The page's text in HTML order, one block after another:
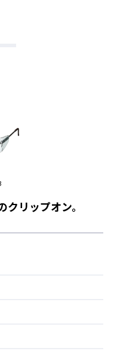
リップオン。